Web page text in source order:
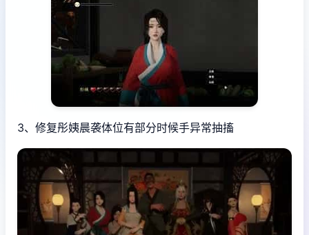
3、修复彤姨晨袭体位有部分时候手异常抽搐